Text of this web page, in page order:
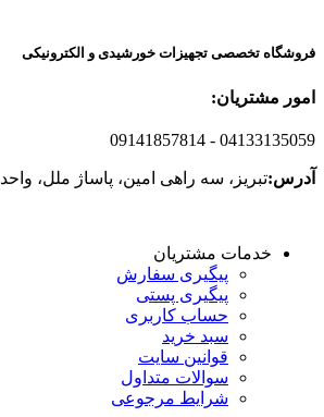
فروشگاه تخصصی تجهیزات خورشیدی و الکترونیکی
امور مشتریان:
- 04133135059
09141857814
آدرس:تبریز، سه راهی امین، پاساژ ملل، واحد 61
خدمات مشتریان
پیگیری سفارش
پیگیری پستی
حساب کاربری
سبد خرید
قوانین سایت
سوالات متداول
شرایط مرجوعی